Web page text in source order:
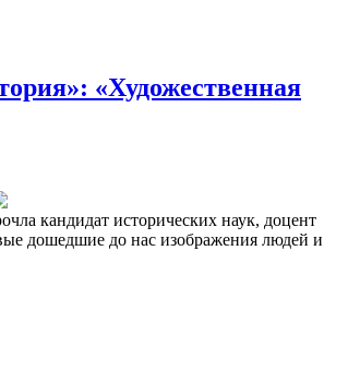
«Художественная
кандидат исторических наук, доцент
дошедшие до нас изображения людей и